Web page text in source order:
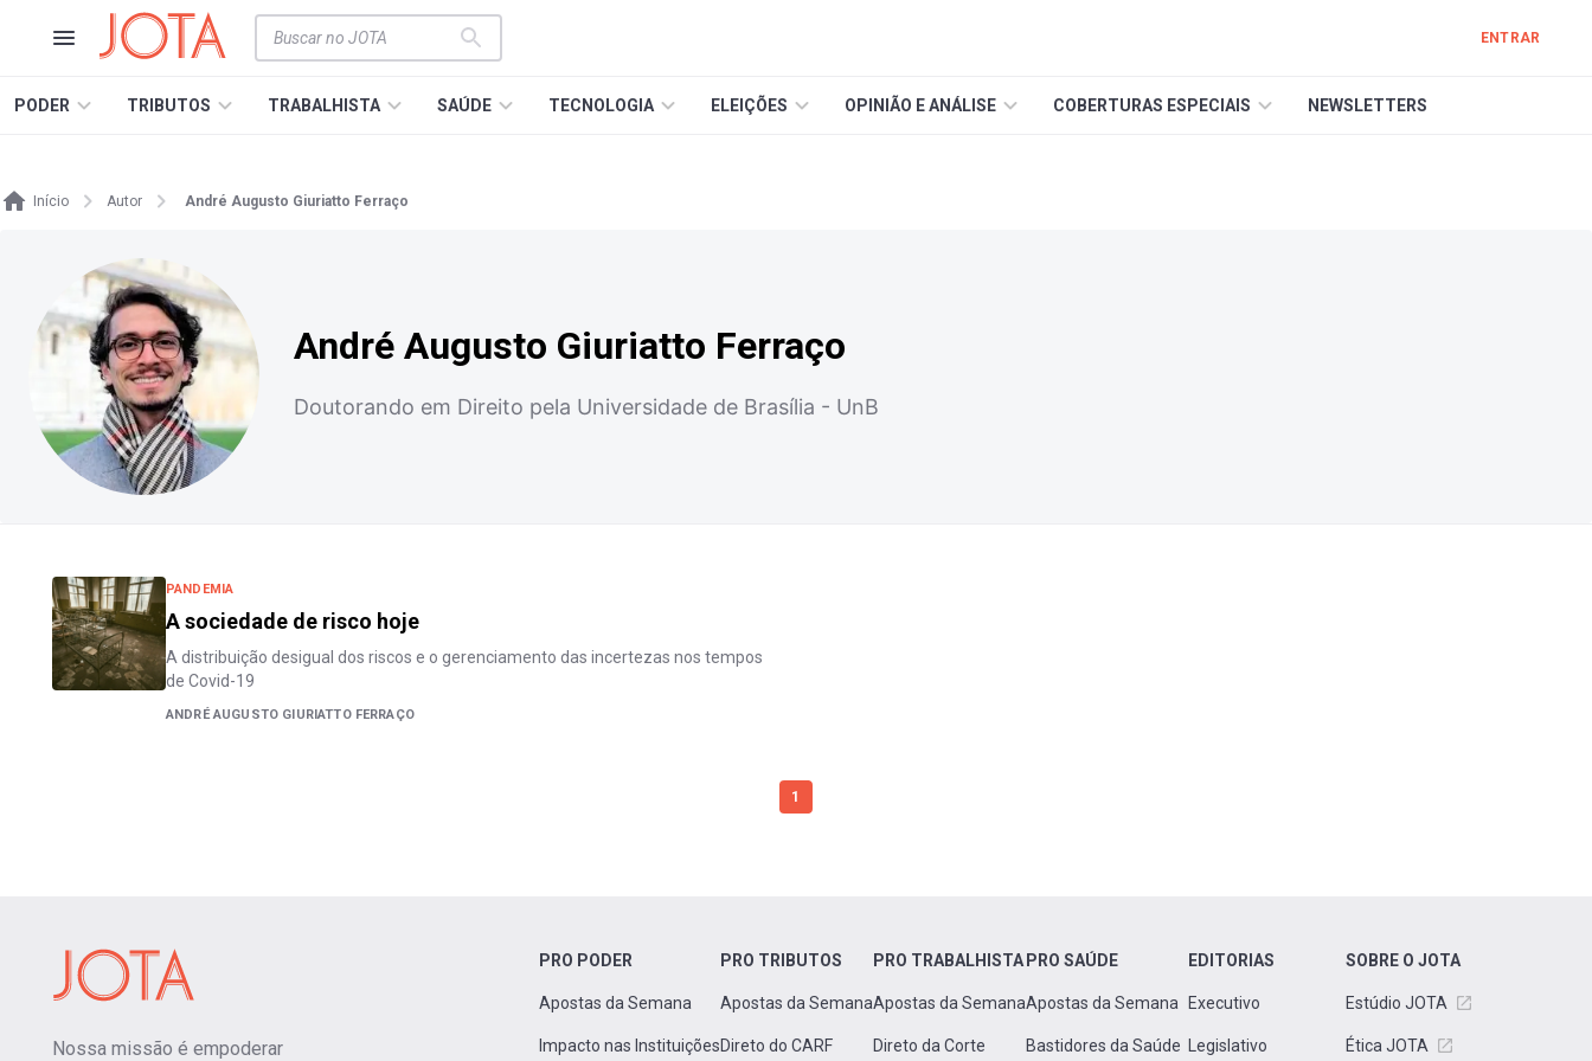
ENTRAR
PODER TRIBUTOS TRABALHISTA SAÚDE TECNOLOGIA ELEIÇÕES OPINIÃO E ANÁLISE COBERTURAS ESPECIAIS NEWSLETTERS
Início Autor André Augusto Giuriatto Ferraço
André Augusto Giuriatto Ferraço
Doutorando em Direito pela Universidade de Brasília - UnB
PANDEMIA
A sociedade de risco hoje
A distribuição desigual dos riscos e o gerenciamento das incertezas nos tempos
de Covid-19
ANDRÉ AUGUSTO GIURIATTO FERRAÇO
1
Nossa missão é empoderar
PRO PODER
Apostas da Semana
Impacto nas Instituições
PRO TRIBUTOS
Apostas da Semana
Direto do CARF
PRO TRABALHISTA
Apostas da Semana
Direto da Corte
PRO SAÚDE
Apostas da Semana
Bastidores da Saúde
EDITORIAS
Executivo
Legislativo
SOBRE O JOTA
Estúdio JOTA
Ética JOTA